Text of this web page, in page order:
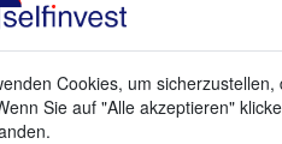
Cookies, um
Sie auf "Alle akzeptieren"